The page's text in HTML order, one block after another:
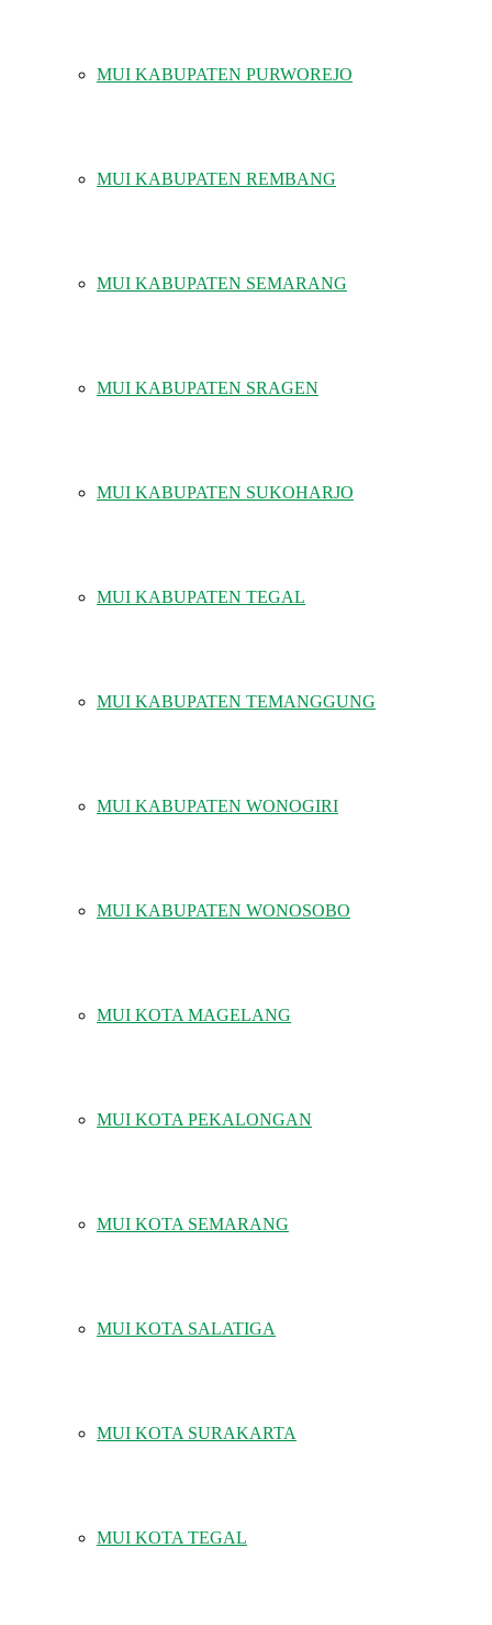
MUI KABUPATEN PURWOREJO
MUI KABUPATEN REMBANG
MUI KABUPATEN SEMARANG
MUI KABUPATEN SRAGEN
MUI KABUPATEN SUKOHARJO
MUI KABUPATEN TEGAL
MUI KABUPATEN TEMANGGUNG
MUI KABUPATEN WONOGIRI
MUI KABUPATEN WONOSOBO
MUI KOTA MAGELANG
MUI KOTA PEKALONGAN
MUI KOTA SEMARANG
MUI KOTA SALATIGA
MUI KOTA SURAKARTA
MUI KOTA TEGAL